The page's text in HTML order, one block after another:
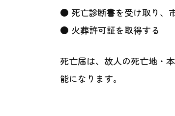
● 死亡診断書を受け取り、
● 火葬許可証を取得する
死亡届は、故人の死亡地・
能になります。